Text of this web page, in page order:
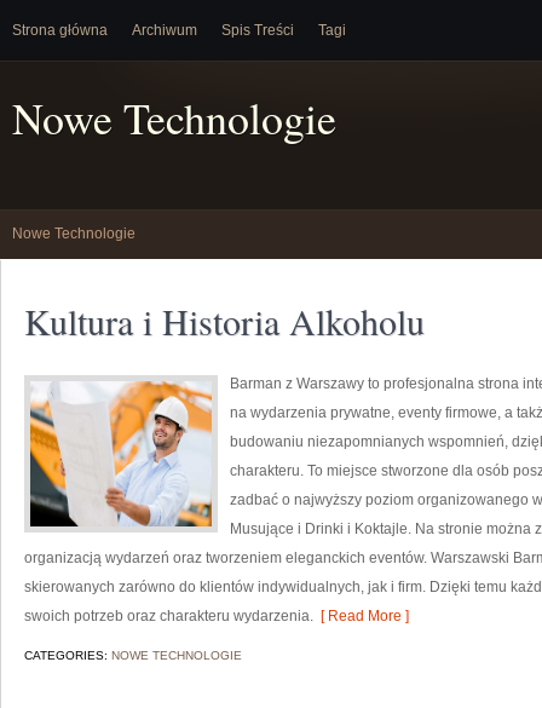
Strona główna Archiwum Spis Treści Tagi
Nowe Technologie
Nowe Technologie
Kultura i Historia Alkoholu
Barman z Warszawy to profesjonalna strona
na wydarzenia prywatne, eventy firmowe, a
budowaniu niezapomnianych wspomnień,
charakteru. To miejsce stworzone dla osób
zadbać o najwyższy poziom organizowanego
Musujące i Drinki i Koktajle. Na stronie można
organizacją wydarzeń oraz tworzeniem eleganckich eventów. Warszawski
skierowanych zarówno do klientów indywidualnych, jak i firm. Dzięki temu
swoich potrzeb oraz charakteru wydarzenia. [ Read More ]
CATEGORIES: NOWE TECHNOLOGIE